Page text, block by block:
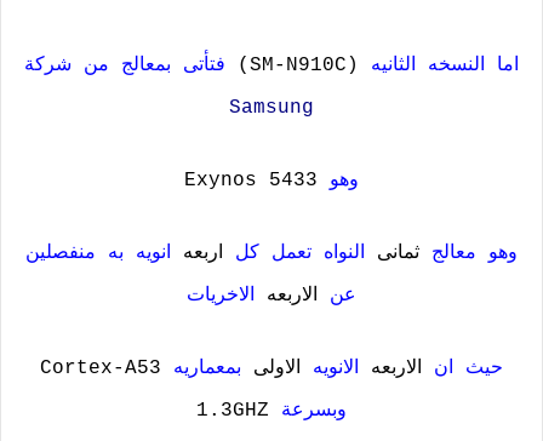
اما النسخه الثانيه (SM-N910C)
فتأتى بمعالج من شركة
Samsung
وهو Exynos 5433
وهو معالج ثمانى النواه تعمل كل اربعه انويه به منفصلين
عن الاربعه الاخريات
حيث ان الاربعه الانويه الاولى بمعماريه Cortex-A53
وبسرعة 1.3GHZ